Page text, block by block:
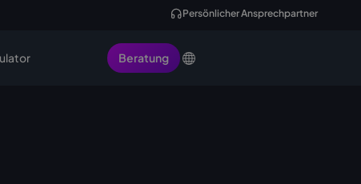
Persönlicher Ansprechpartner
Beratung